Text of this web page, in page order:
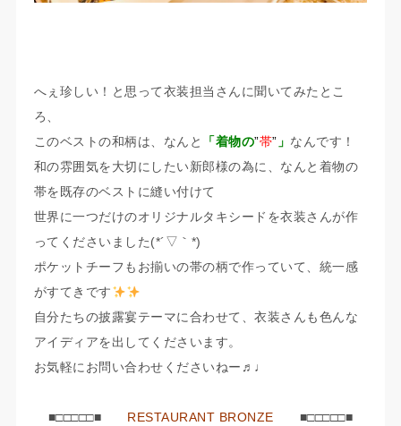
へぇ珍しい！と思って衣装担当さんに聞いてみたとこ
ろ、
このベストの和柄は、なんと
「着物の”帯” 」 なんです！
和の雰囲気を大切にしたい新郎様の為に、なんと着物の
帯を既存のベストに縫い付けて
世界に一つだけのオリジナルタキシードを衣装さんが作
ってくださいました(*´▽｀*)
ポケットチーフもお揃いの帯の柄で作っていて、統一感
がすてきです
自分たちの披露宴テーマに合わせて、衣装さんも色んな
アイディアを出してくださいます。
お気軽にお問い合わせくださいねー♬♩
■□□□□□■ RESTAURANT BRONZE ■□□□□□■